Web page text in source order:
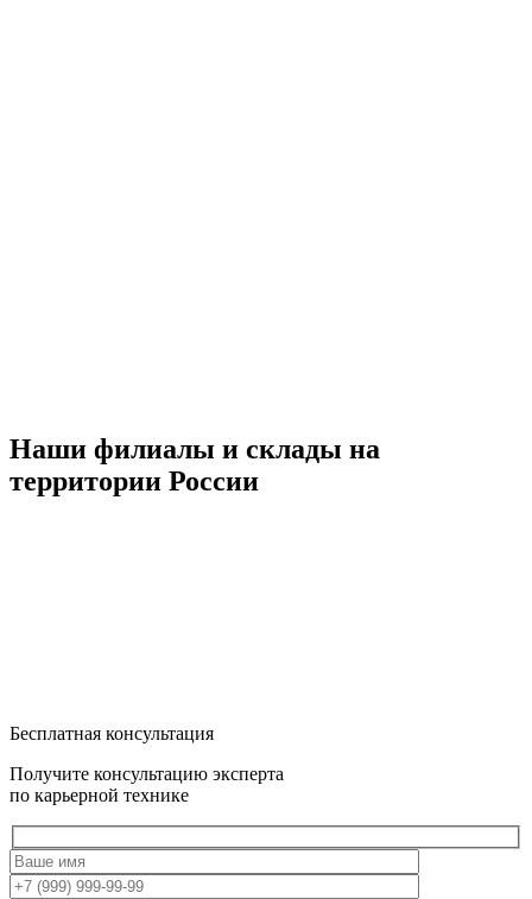
Наши филиалы и склады на
территории России
Бесплатная консультация
Получите консультацию эксперта
по карьерной технике